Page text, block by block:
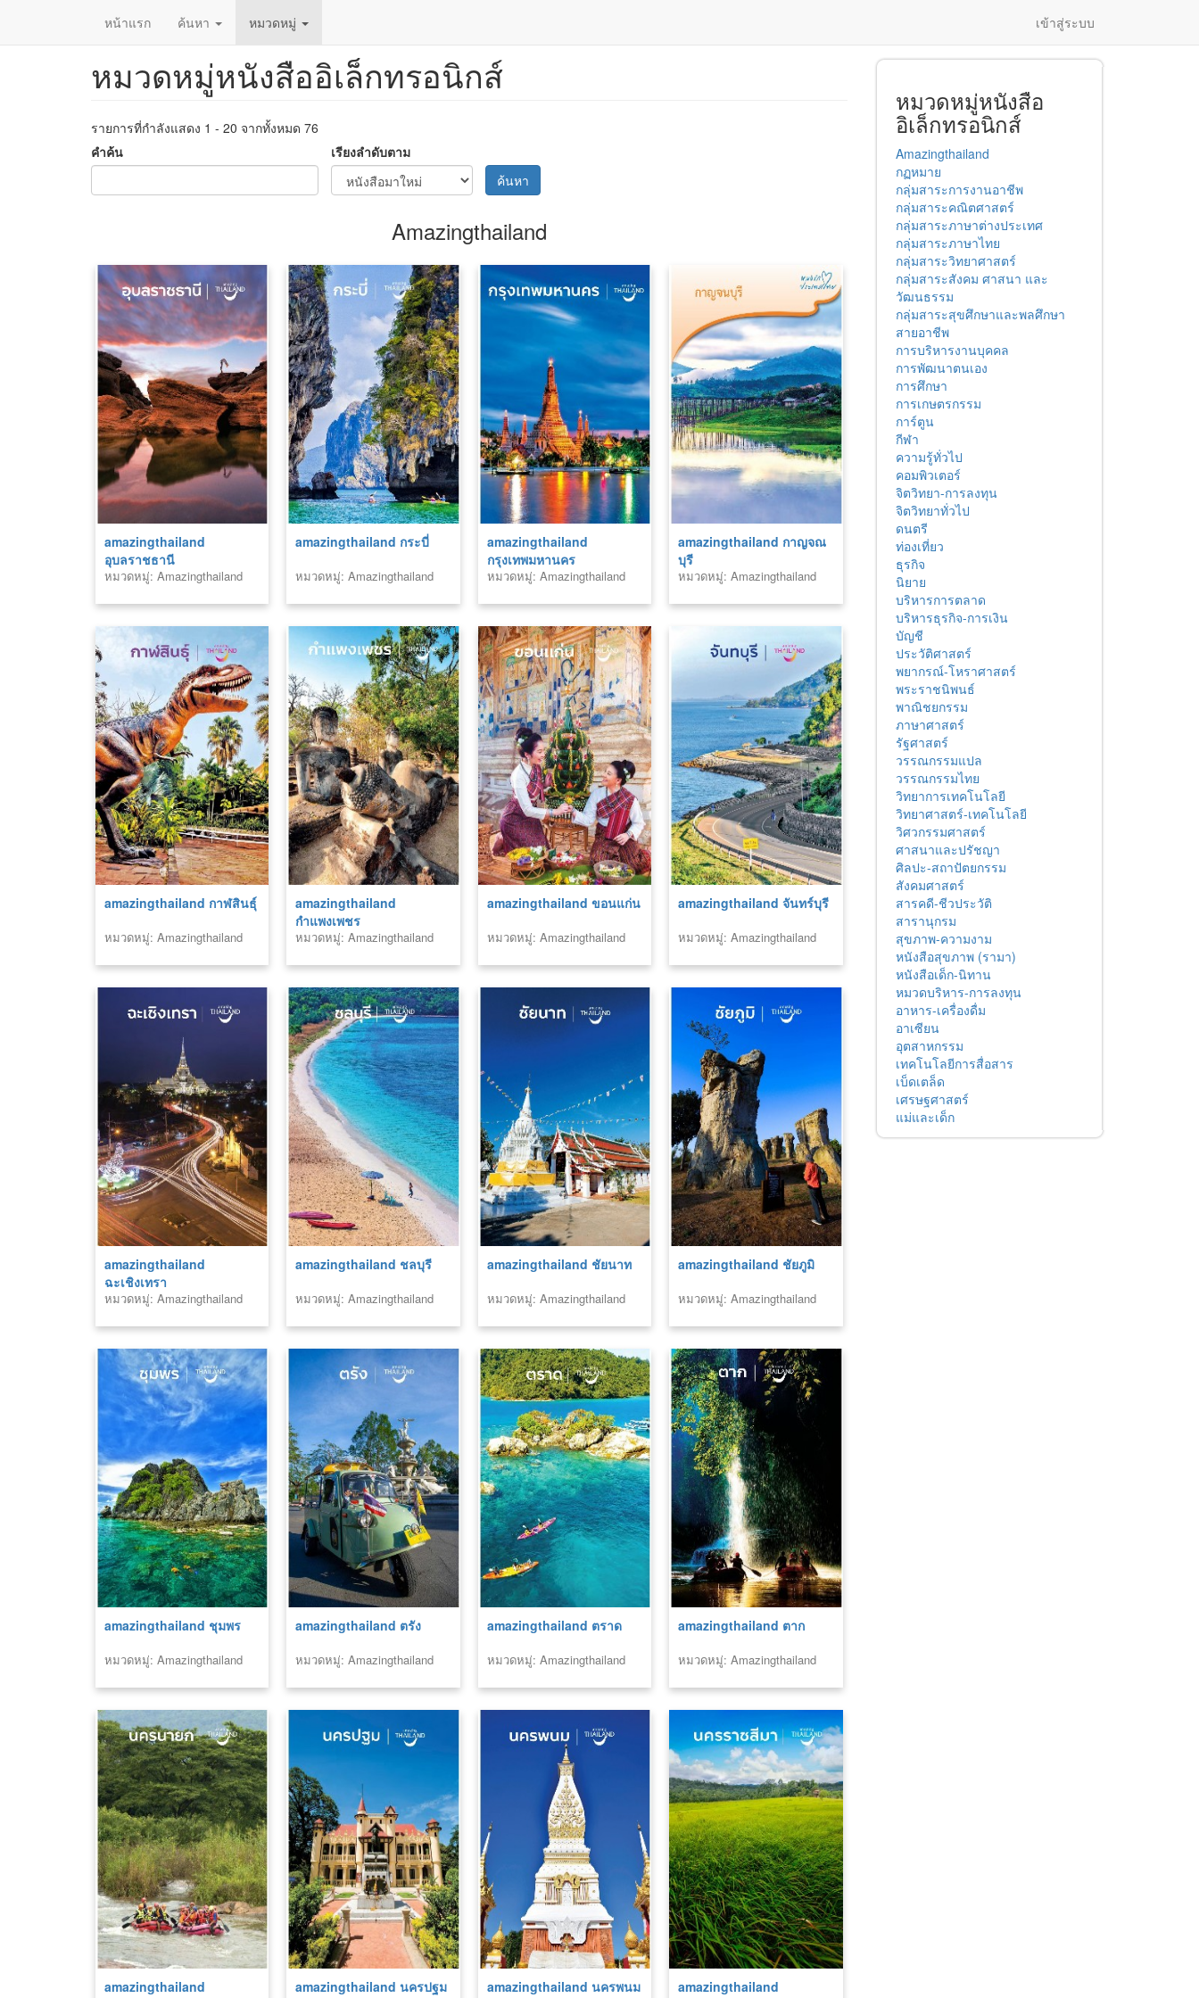
หน้าแรก ค้นหา หมวดหมู่ เข้าสู่ระบบ
หมวดหมู่หนังสืออิเล็กทรอนิกส์
รายการที่กำลังแสดง 1 - 20 จากทั้งหมด 76
คำค้น
เรียงลำดับตาม
ค้นหา
Amazingthailand
amazingthailand
อุบลราชธานี
หมวดหมู่: Amazingthailand
amazingthailand กระบี่
หมวดหมู่: Amazingthailand
amazingthailand
กรุงเทพมหานคร
หมวดหมู่: Amazingthailand
amazingthailand กาญจณ
บุรี
หมวดหมู่: Amazingthailand
amazingthailand กาฬสินธุ์
หมวดหมู่: Amazingthailand
amazingthailand
กำแพงเพชร
หมวดหมู่: Amazingthailand
amazingthailand ขอนแก่น
หมวดหมู่: Amazingthailand
amazingthailand จันทร์บุรี
หมวดหมู่: Amazingthailand
amazingthailand
ฉะเชิงเทรา
หมวดหมู่: Amazingthailand
amazingthailand ชลบุรี
หมวดหมู่: Amazingthailand
amazingthailand ชัยนาท
หมวดหมู่: Amazingthailand
amazingthailand ชัยภูมิ
หมวดหมู่: Amazingthailand
amazingthailand ชุมพร
หมวดหมู่: Amazingthailand
amazingthailand ตรัง
หมวดหมู่: Amazingthailand
amazingthailand ตราด
หมวดหมู่: Amazingthailand
amazingthailand ตาก
หมวดหมู่: Amazingthailand
amazingthailand
amazingthailand นครปฐม amazingthailand นครพนม
amazingthailand
หมวดหมู่หนังสือ
อิเล็กทรอนิกส์
Amazingthailand
กฏหมาย
กลุ่มสาระการงานอาชีพ
กลุ่มสาระคณิตศาสตร์
กลุ่มสาระภาษาต่างประเทศ
กลุ่มสาระภาษาไทย
กลุ่มสาระวิทยาศาสตร์
กลุ่มสาระสังคม ศาสนา และ
วัฒนธรรม
กลุ่มสาระสุขศึกษาและพลศึกษา
สายอาชีพ
การบริหารงานบุคคล
การพัฒนาตนเอง
การศึกษา
การเกษตรกรรม
การ์ตูน
กีฬา
ความรู้ทั่วไป
คอมพิวเตอร์
จิตวิทยา-การลงทุน
จิตวิทยาทั่วไป
ดนตรี
ท่องเที่ยว
ธุรกิจ
นิยาย
บริหารการตลาด
บริหารธุรกิจ-การเงิน
บัญชี
ประวัติศาสตร์
พยากรณ์-โหราศาสตร์
พระราชนิพนธ์
พาณิชยกรรม
ภาษาศาสตร์
รัฐศาสตร์
วรรณกรรมแปล
วรรณกรรมไทย
วิทยาการเทคโนโลยี
วิทยาศาสตร์-เทคโนโลยี
วิศวกรรมศาสตร์
ศาสนาและปรัชญา
ศิลปะ-สถาปัตยกรรม
สังคมศาสตร์
สารคดี-ชีวประวัติ
สารานุกรม
สุขภาพ-ความงาม
หนังสือสุขภาพ (รามา)
หนังสือเด็ก-นิทาน
หมวดบริหาร-การลงทุน
อาหาร-เครื่องดื่ม
อาเซียน
อุตสาหกรรม
เทคโนโลยีการสื่อสาร
เบ็ดเตล็ด
เศรษฐศาสตร์
แม่และเด็ก